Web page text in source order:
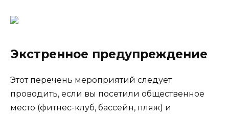
Экстренное предупреждение
Этот перечень мероприятий следует
проводить, если вы посетили общественное
место (фитнес-клуб, бассейн, пляж) и